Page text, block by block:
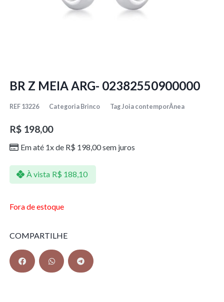
BR Z MEIA ARG- 02382550900000
REF 13226 Categoria Brinco Tag Joia contemporÂnea
R$198,00
Em até 1x de R$ 198,00sem juros
À vista R$ 188,10
Fora de estoque
COMPARTILHE